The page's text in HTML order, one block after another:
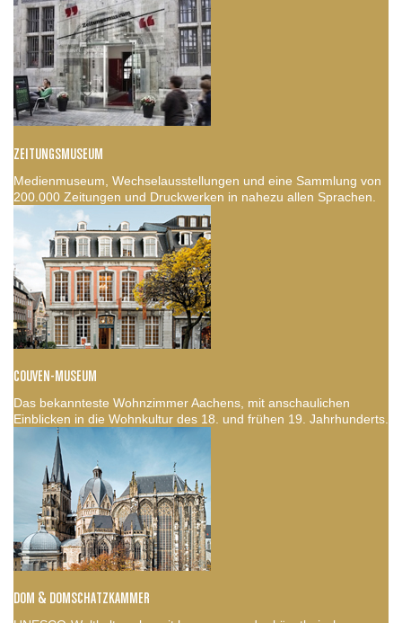
ZEITUNGSMUSEUM
Medienmuseum, Wechselausstellungen und eine Sammlung von
200.000 Zeitungen und Druckwerken in nahezu allen Sprachen.
COUVEN-MUSEUM
Das bekannteste Wohnzimmer Aachens, mit anschaulichen
Einblicken in die Wohnkultur des 18. und frühen 19. Jahrhunderts.
DOM & DOMSCHATZKAMMER